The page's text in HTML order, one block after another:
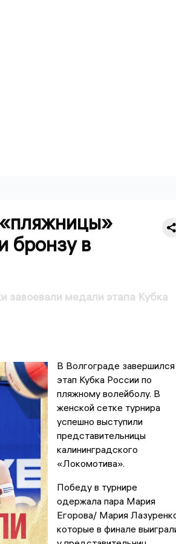
бронзу в
завоевали медали этапа Кубка
В Волгограде завершился
этап Кубка России по
пляжному волейболу. В
женской сетке турнира
успешно выступили
представительницы
калининградского
«Локомотива».
Победу в турнире
одержала пара Мария
Егорова/ Мария
которые в финале